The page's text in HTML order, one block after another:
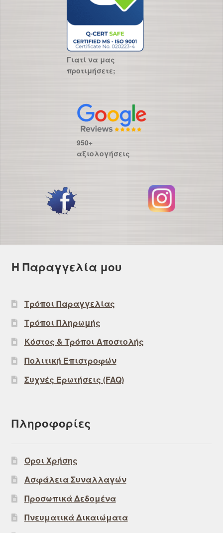
Γιατί να μας
προτιμήσετε;
950+
αξιολογήσεις
Η Παραγγελία μου
Τρόποι Παραγγελίας
Τρόποι Πληρωμής
Κόστος & Τρόποι Αποστολής
Πολιτική Επιστροφών
Συχνές Ερωτήσεις (FAQ)
Πληροφορίες
Όροι Χρήσης
Ασφάλεια Συναλλαγών
Προσωπικά Δεδομένα
Πνευματικά Δικαιώματα